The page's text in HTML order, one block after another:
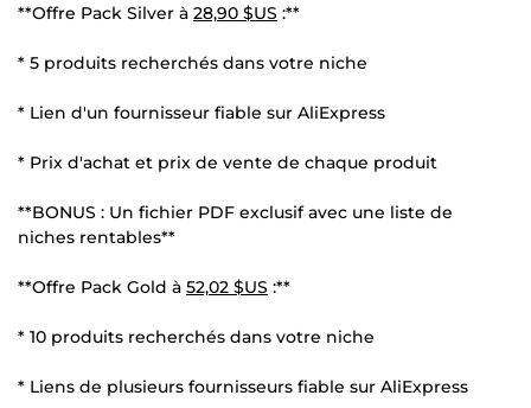
**Offre Pack Silver à 28,90 $US :**
* 5 produits recherchés dans votre niche
* Lien d'un fournisseur fiable sur AliExpress
* Prix d'achat et prix de vente de chaque produit
**BONUS : Un fichier PDF exclusif avec une liste de
niches rentables**
**Offre Pack Gold à 52,02 $US :**
* 10 produits recherchés dans votre niche
* Liens de plusieurs fournisseurs fiable sur AliExpress